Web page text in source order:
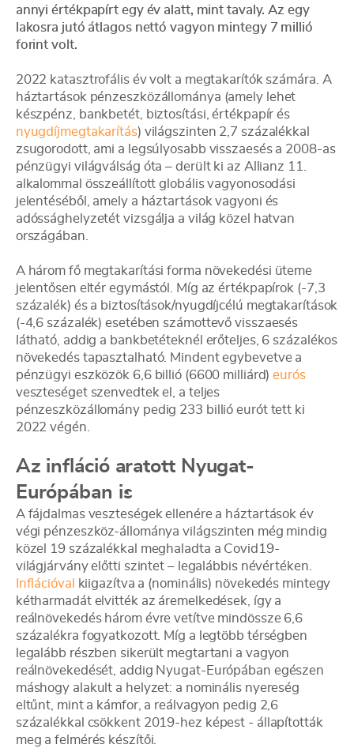
annyi értékpapírt egy év alatt, mint tavaly. Az egy
lakosra jutó átlagos nettó vagyon mintegy 7 millió
forint volt.
2022 katasztrofális év volt a megtakarítók számára. A
háztartások pénzeszközállománya (amely lehet
készpénz, bankbetét, biztosítási, értékpapír és
nyugdíjmegtakarítás) világszinten 2,7 százalékkal
zsugorodott, ami a legsúlyosabb visszaesés a 2008-as
pénzügyi világválság óta – derült ki az Allianz 11.
alkalommal összeállított globális vagyonosodási
jelentéséből, amely a háztartások vagyoni és
adóssághelyzetét vizsgálja a világ közel hatvan
országában.
A három fő megtakarítási forma növekedési üteme
jelentősen eltér egymástól. Míg az értékpapírok (-7,3
százalék) és a biztosítások/nyugdíjcélú megtakarítások
(-4,6 százalék) esetében számottevő visszaesés
látható, addig a bankbetéteknél erőteljes, 6 százalékos
növekedés tapasztalható. Mindent egybevetve a
pénzügyi eszközök 6,6 billió (6600 milliárd)eurós
veszteséget szenvedtek el, a teljes
pénzeszközállomány pedig 233 billió eurót tett ki
2022 végén.
Az infláció aratott Nyugat-
Európában is
A fájdalmas veszteségek ellenére a háztartások év
végi pénzeszköz-állománya világszinten még mindig
közel 19 százalékkal meghaladta a Covid19-
világjárvány előtti szintet – legalábbis névértéken.
Inflációval
kiigazítva a (nominális) növekedés mintegy
kétharmadát elvitték az áremelkedések, így a
reálnövekedés három évre vetítve mindössze 6,6
százalékra fogyatkozott. Míg a legtöbb térségben
legalább részben sikerült megtartani a vagyon
reálnövekedését, addig Nyugat-Európában egészen
máshogy alakult a helyzet: a nominális nyereség
eltűnt, mint a kámfor, a reálvagyon pedig 2,6
százalékkal csökkent 2019-hez képest - állapították
meg a felmérés készítői.